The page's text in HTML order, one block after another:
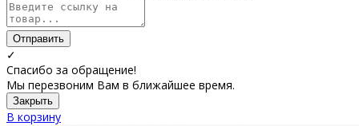
Отправить
✓
Спасибо за обращение!
Мы перезвоним Вам в ближайшее время.
Закрыть
В корзину